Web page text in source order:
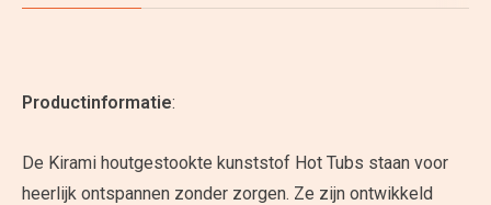
Productinformatie:
De Kirami houtgestookte kunststof Hot Tubs staan voor
heerlijk ontspannen zonder zorgen. Ze zijn ontwikkeld